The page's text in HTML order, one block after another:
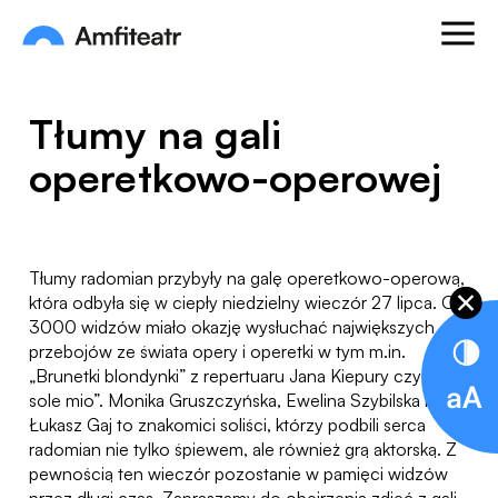
Amfiteatr. Miejski Ośrodek Kultury
Otwórz
Tłumy na gali
operetkowo-operowej
Tłumy radomian przybyły na galę operetkowo-operową,
która odbyła się w ciepły niedzielny wieczór 27 lipca. Ok.
3000 widzów miało okazję wysłuchać największych
przebojów ze świata opery i operetki w tym m.in.
„Brunetki blondynki” z repertuaru Jana Kiepury czy „O
sole mio”. Monika Gruszczyńska, Ewelina Szybilska i
Łukasz Gaj to znakomici soliści, którzy podbili serca
radomian nie tylko śpiewem, ale również grą aktorską. Z
pewnością ten wieczór pozostanie w pamięci widzów